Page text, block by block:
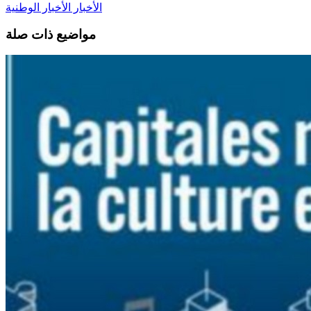
الأخبار الأخبار الوطنية
مواضيع ذات صلة